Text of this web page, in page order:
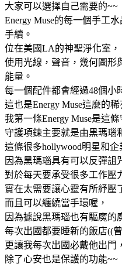
大家可以選擇自己需要的~~
Energy Muse的每一個手工
手續。
位在美國LA的神聖淨化室，
使用光線，聲音，幾何圖形
能量。
每一個配件都會經過48個小
這也是Energy Muse這麼的
我第一條Energy Muse是這
守護項鍊主要就是由黑瑪瑙
這條很多hollywood明星和企
因為黑瑪瑙具有可以反彈詛
對於每天要承受很多工作壓
實在太需要讓心靈有所紓壓
而且可以纏繞當手環喔，
因為據說黑瑪瑙也有驅魔的
每次出國都要睡新的飯店((
更讓我每次出國必戴他出門，
除了心安也是保護的功能~~